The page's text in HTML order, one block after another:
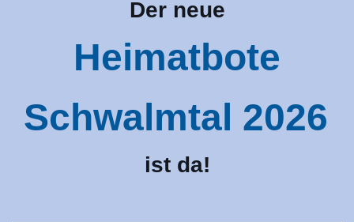
Der neue
Heimatbote
Schwalmtal 2026
ist da!